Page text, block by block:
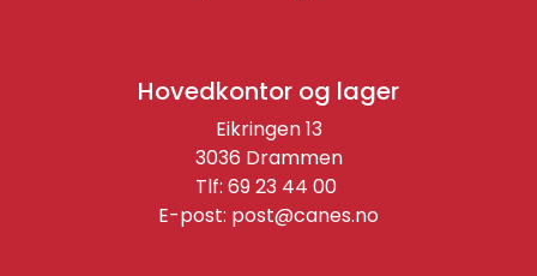
Hovedkontor og lager
Eikringen 13
3036 Drammen
Tlf: 69 23 44 00
E-post: post@canes.no